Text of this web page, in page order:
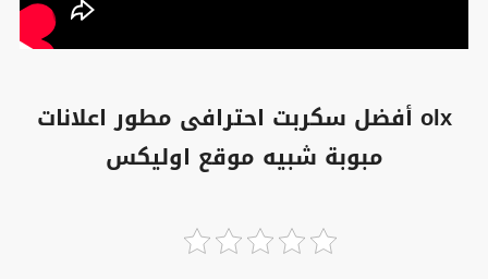
olx أفضل سكربت احترافى مطور اعلانات
مبوبة شبيه موقع اوليكس